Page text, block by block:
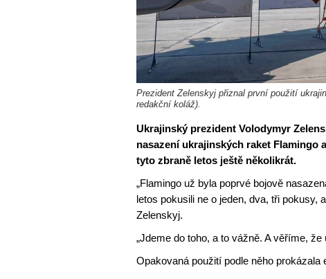
Prezident Zelenskyj přiznal první použití
redakční koláž).
Ukrajinský prezident Volodymyr
nasazení ukrajinských raket Flamingo
tyto zbraně letos ještě několikrát.
„Flamingo už byla poprvé bojově
letos pokusili ne o jeden, dva, tři pokusy,
Zelenskyj.
„Jdeme do toho, a to vážně. A věříme, že
Opakovaná použití podle něho